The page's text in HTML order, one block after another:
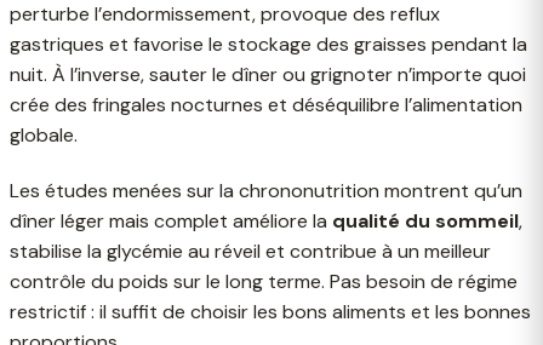
perturbe l’endormissement, provoque des reflux
gastriques et favorise le stockage des graisses pendant la
nuit. À l’inverse, sauter le dîner ou grignoter n’importe quoi
crée des fringales nocturnes et déséquilibre l’alimentation
globale.
Les études menées sur la chrononutrition montrent qu’un
dîner léger mais complet améliore la qualité du sommeil,
stabilise la glycémie au réveil et contribue à un meilleur
contrôle du poids sur le long terme. Pas besoin de régime
restrictif : il suffit de choisir les bons aliments et les bonnes